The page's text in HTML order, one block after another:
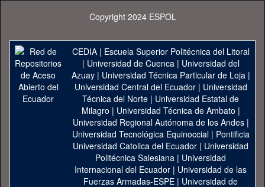
Copyright 2024 ESPOL
CEDIA| Escuela Superior Politécnica del Litoral
| Universidad de Cuenca| Universidad del
Azuay| Universidad Técnica Particular de Loja|
Universidad Central del Ecuador| Universidad
Técnica del Norte | Universidad Estatal de
Milagro | Universidad Técnica de Ambato |
Universidad Regional Autónoma de los Andes|
Universidad Tecnológica Equinoccial| Pontificia
Universidad Catolica del Ecuador | Universidad
Politécnica Salesiana | Universidad
Internacional del Ecuador | Universidad de las
Fuerzas Armadas-ESPE | Universidad de